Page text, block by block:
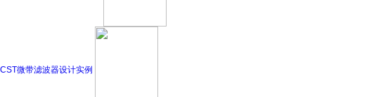
CST微带滤波器设计实例